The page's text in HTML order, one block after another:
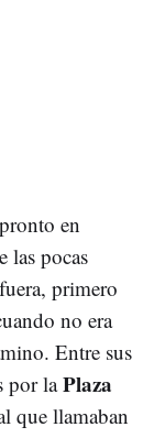
en
las pocas
primero
no era
Entre sus
por laPlaza
que llamaban